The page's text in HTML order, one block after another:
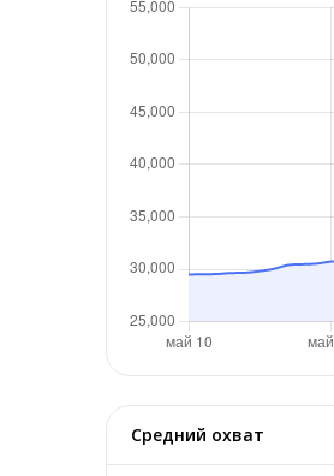
Средний охват